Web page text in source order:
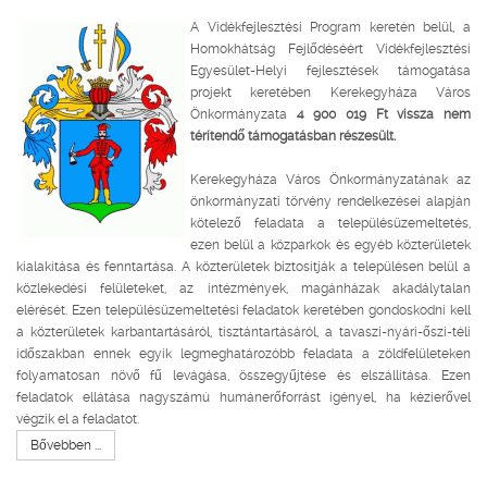
A Vidékfejlesztési Program keretén belül, a
Homokhátság Fejlődéséért Vidékfejlesztési
Egyesület-Helyi fejlesztések támogatása
projekt keretében Kerekegyháza Város
Önkormányzata 4 900 019 Ft vissza nem
térítendő támogatásban részesült.
Kerekegyháza Város Önkormányzatának az
önkormányzati törvény rendelkezései alapján
kötelező feladata a településüzemeltetés,
ezen belül a közparkok és egyéb közterületek
kialakítása és fenntartása. A közterületek biztosítják a településen belül a
közlekedési felületeket, az intézmények, magánházak akadálytalan
elérését. Ezen településüzemeltetési feladatok keretében gondoskodni kell
a közterületek karbantartásáról, tisztántartásáról, a tavaszi-nyári-őszi-téli
időszakban ennek egyik legmeghatározóbb feladata a zöldfelületeken
folyamatosan növő fű levágása, összegyűjtése és elszállítása. Ezen
feladatok ellátása nagyszámú humánerőforrást igényel, ha kézierővel
végzik el a feladatot.
Bővebben ...